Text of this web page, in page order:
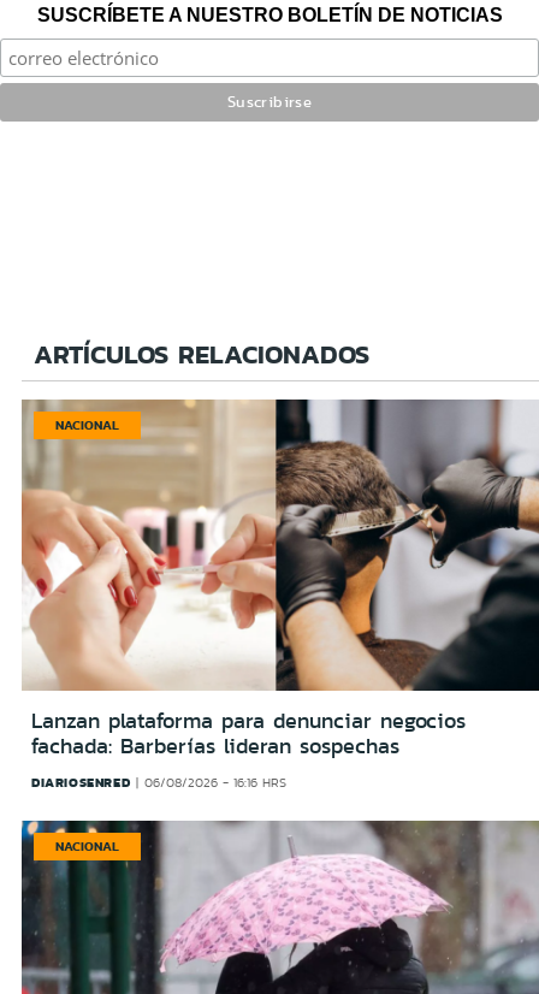
SUSCRÍBETE A NUESTRO BOLETÍN DE NOTICIAS
ARTÍCULOS RELACIONADOS
NACIONAL
Lanzan plataforma para denunciar negocios
fachada: Barberías lideran sospechas
DIARIOSENRED 06/08/2026 - 16:16 HRS
NACIONAL